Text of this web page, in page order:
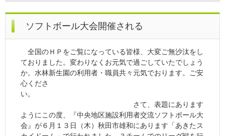
ソフトボール大会開催される
全国のＨＰをご覧になっている皆様、大変ご無沙汰をし
ておりました。変わりなくお元気で過ごしていたでしょう
か。水林新生園の利用者・職員共々元気でおります。ご安
心くださ
い。
さて、表題にあります
ようにこの度、『中央地区施設利用者交流ソフトボール大
会』が６月１３日（木）秋田市雄和にあります「あきたス